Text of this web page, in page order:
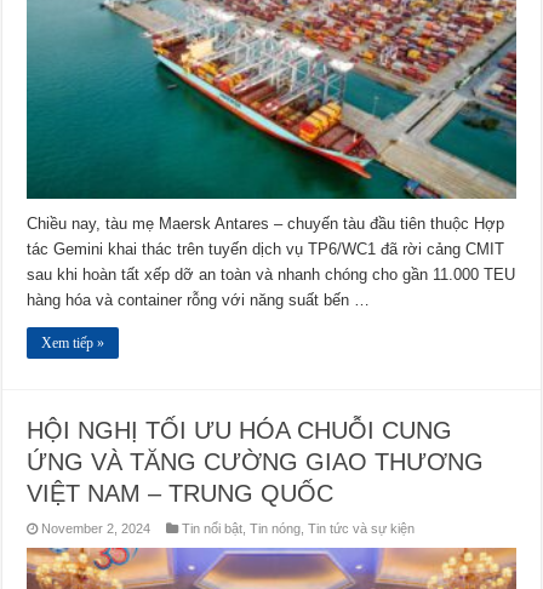
Chiều nay, tàu mẹ Maersk Antares – chuyến tàu đầu tiên thuộc Hợp
tác Gemini khai thác trên tuyến dịch vụ TP6/WC1 đã rời cảng CMIT
sau khi hoàn tất xếp dỡ an toàn và nhanh chóng cho gần 11.000 TEU
hàng hóa và container rỗng với năng suất bến …
Xem tiếp »
HỘI NGHỊ TỐI ƯU HÓA CHUỖI CUNG
ỨNG VÀ TĂNG CƯỜNG GIAO THƯƠNG
VIỆT NAM – TRUNG QUỐC
November 2, 2024 Tin nổi bật ,Tin nóng ,Tin tức và sự kiện